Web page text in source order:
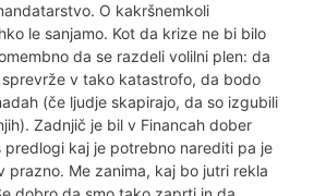
O kakršnemkoli
le sanjamo. Kot da krize ne bi bilo
da se razdeli volilni plen: da
v tako katastrofo, da bodo
(če ljudje skapirajo, da so izgubili
Zadnjič je bil v Financah dober
kaj je potrebno narediti pa je
prazno. Me zanima, kaj bo jutri rekla